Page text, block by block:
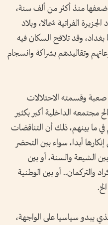
منذ أكثر من ألف سنة،
الفراتية شمالا، وبلاد
وقد تلاقح السكان فيه
وتقاليدهم بشراكة وانسجام
صعبة وقسمته الاحتلالات
مجتمعه الداخلية أكبر بكثير
ما بينهم، ذلك أن التناقضات
أبدا، سواء بين التحضر
الشيعة والسنة، أو بين
والتركمان.. أو بين الوطنية
يبدو سياسيا على الواجهة،